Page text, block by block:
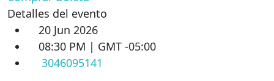
Detalles del evento
20 Jun 2026
08:30 PM | GMT -05:00
3046095141